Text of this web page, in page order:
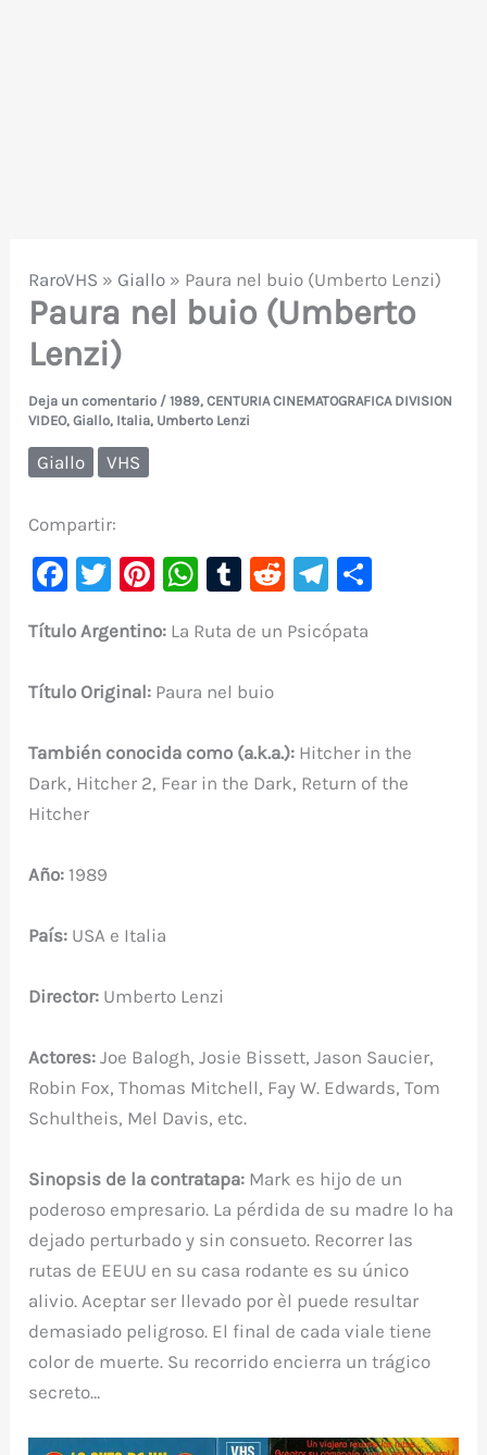
RaroVHS » Giallo » Paura nel buio (Umberto Lenzi)
Paura nel buio (Umberto
Lenzi)
Deja un comentario /1989,CENTURIA CINEMATOGRAFICA DIVISION
VIDEO,Giallo, Italia, Umberto Lenzi
Giallo VHS
Compartir:
F
c
e
o
o
k
T
it
te
r
Pi
er
e
W
at
s
p
p
T
m
bl
R
d
Te
gr
ti
r
Título Argentino: La Ruta de un Psicópata
Título Original: Paura nel buio
También conocida como (a.k.a.): Hitcher in the
Dark, Hitcher 2, Fear in the Dark, Return of the
Hitcher
Año: 1989
País: USA e Italia
Director: Umberto Lenzi
Actores: Joe Balogh, Josie Bissett, Jason Saucier,
Robin Fox, Thomas Mitchell, Fay W. Edwards, Tom
Schultheis, Mel Davis, etc.
Sinopsis de la contratapa: Mark es hijo de un
poderoso empresario. La pérdida de su madre lo ha
dejado perturbado y sin consueto. Recorrer las
rutas de EEUU en su casa rodante es su único
alivio. Aceptar ser llevado por èl puede resultar
demasiado peligroso. El final de cada viale tiene
color de muerte. Su recorrido encierra un trágico
secreto…